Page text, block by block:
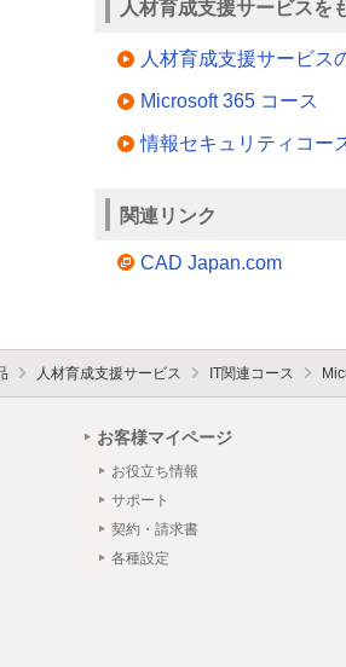
人材育成支援サービスを
人材育成支援サービス
Microsoft 365 コース
情報セキュリティコー
関連リンク
CAD Japan.com
人材育成支援サービス IT関連コース
お客様マイページ
お役立ち情報
サポート
契約・請求書
各種設定